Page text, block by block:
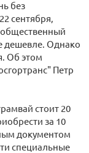
без
сентября,
дешевле. Однако
Об этом
Петр
стоит 20
за 10
документом
специальные